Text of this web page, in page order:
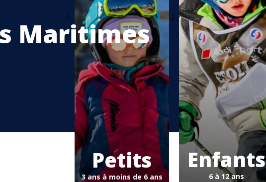
Maritimes
Petits
3 ans à moins de 6 ans
Enfants
6 à 12 ans